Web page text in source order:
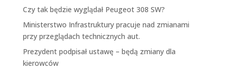
Czy tak będzie wyglądał Peugeot 308 SW?
Ministerstwo Infrastruktury pracuje nad zmianami
przy przeglądach technicznych aut.
Prezydent podpisał ustawę – będą zmiany dla
kierowców